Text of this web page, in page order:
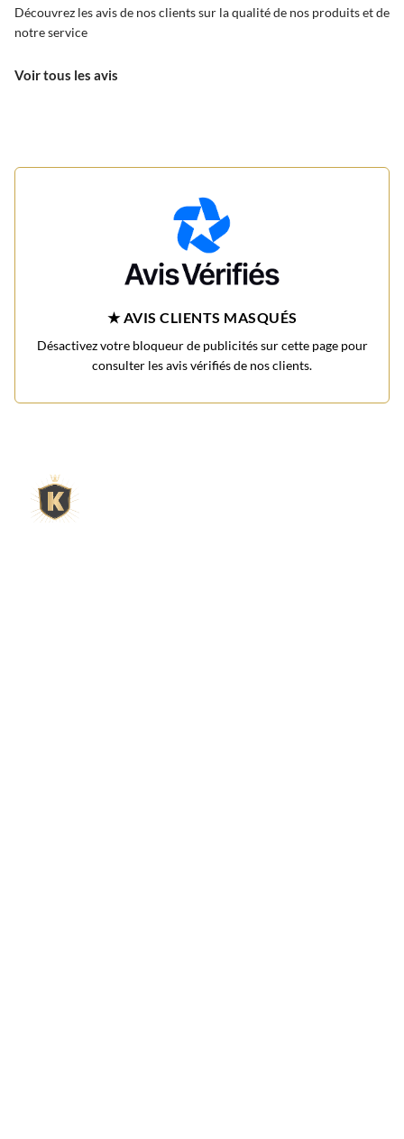
Découvrez les avis de nos clients sur la qualité de nos produits et de
notre service
Voir tous les avis
★ AVIS CLIENTS MASQUÉS
Désactivez votre bloqueur de publicités sur cette page pour
consulter les avis vérifiés de nos clients.